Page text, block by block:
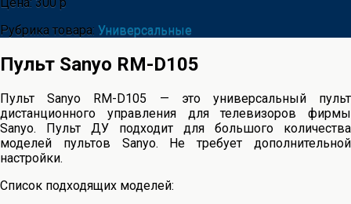
Рубрика товара: Универсальные
Пульт Sanyo RM-D105
Пульт Sanyo RM-D105 — это универсальный пульт
дистанционного управления для телевизоров фирмы
Sanyo. Пульт ДУ подходит для большого количества
моделей пультов Sanyo. Не требует дополнительной
настройки.
Список подходящих моделей: